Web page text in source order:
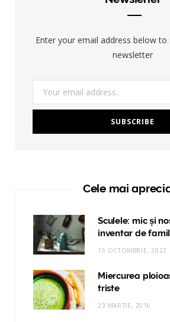
Enter your email address below
newsletter
Cele mai
Sculele: mic și
inventar de
15 OCTOMBRIE, 2022
Miercurea
triste
23 MARTIE, 2016